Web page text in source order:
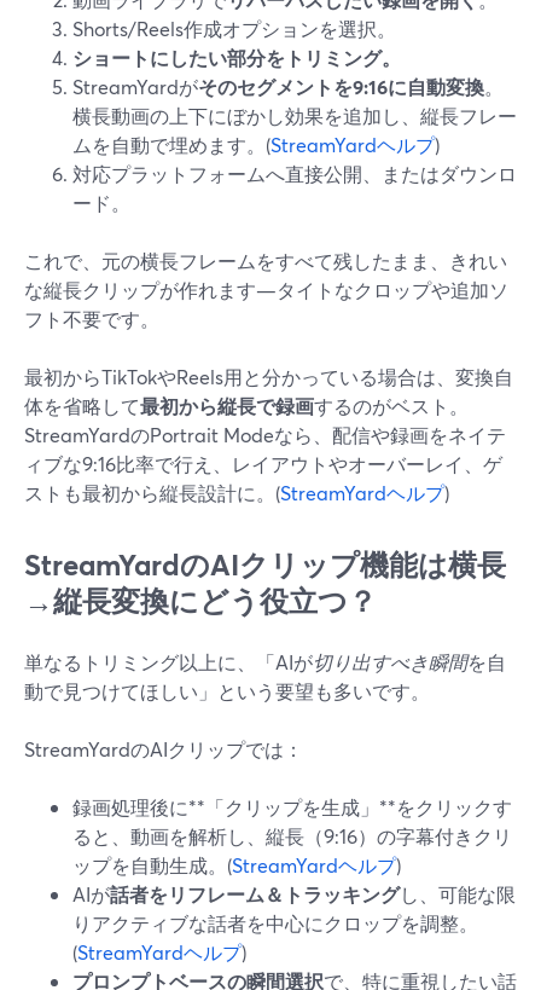
Shorts/Reels作成オプションを選択。
ショートにしたい部分をトリミング。
StreamYardがそのセグメントを9:16に自動変換。
横長動画の上下にぼかし効果を追加し、縦長フレー
ムを自動で埋めます。(StreamYardヘルプ)
対応プラットフォームへ直接公開、またはダウンロ
ード。
これで、元の横長フレームをすべて残したまま、きれい
な縦長クリップが作れます—タイトなクロップや追加ソ
フト不要です。
最初からTikTokやReels用と分かっている場合は、変換自
体を省略して最初から縦長で録画するのがベスト。
StreamYardのPortrait Modeなら、配信や録画をネイテ
ィブな9:16比率で行え、レイアウトやオーバーレイ、ゲ
ストも最初から縦長設計に。(StreamYardヘルプ)
StreamYardのAIクリップ機能は横長
→縦長変換にどう役立つ？
単なるトリミング以上に、「AIが切り出すべき瞬間を自
動で見つけてほしい」という要望も多いです。
StreamYardのAIクリップでは：
録画処理後に**「クリップを生成」**をクリックす
ると、動画を解析し、縦長（9:16）の字幕付きクリ
ップを自動生成。(StreamYardヘルプ)
AIが話者をリフレーム＆トラッキングし、可能な限
りアクティブな話者を中心にクロップを調整。
(StreamYardヘルプ)
プロンプトベースの瞬間選択で、特に重視したい話